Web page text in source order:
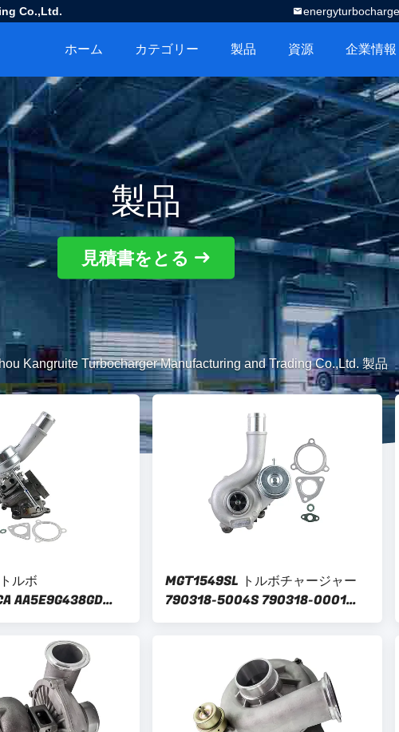
Co.,Ltd.
ホーム カテゴリー 製品 資源 企業情報
製品
見積書をとる
Kangruite Turbocharger Manufacturing and Trading Co.,Ltd. 製品
ルボ
AA5E9G438GD
AA5Z-6K682-F
トルボチャージ
エコブースト 3.5L
MGT1549SL トルボチャージャー
790318-5004S 790318-0001
790318-0002 790318-0003
790318-0006 AA5E-6K682-BAの